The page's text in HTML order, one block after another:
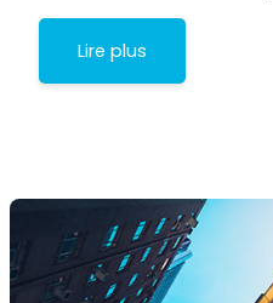
Lire plus